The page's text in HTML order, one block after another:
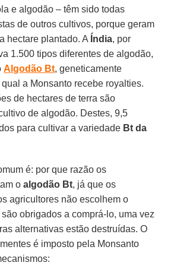
e algodão – têm sido todas
de outros cultivos, porque geram
hectare plantado. A Índia, por
1.500 tipos diferentes de algodão,
Algodão Bt, geneticamente
a Monsanto recebe royalties.
de hectares de terra são
de algodão. Destes, 9,5
para cultivar a variedade Bt da
é: por que razão os
oalgodão Bt, já que os
agricultores não escolhem o
obrigados a comprá-lo, uma vez
alternativas estão destruídas. O
é imposto pela Monsanto